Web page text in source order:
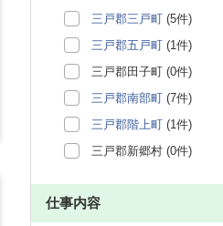
三戸郡三戸町 (5件)
三戸郡五戸町 (1件)
三戸郡田子町 (0件)
三戸郡南部町 (7件)
三戸郡階上町 (1件)
三戸郡新郷村 (0件)
仕事内容